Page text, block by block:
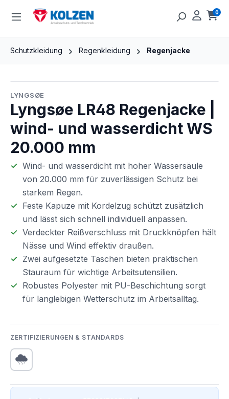
Zum Hauptinhalt springen 0
Schutzkleidung Regenkleidung Regenjacke
LYNGSØE
Lyngsøe LR48 Regenjacke |
wind- und wasserdicht WS
20.000 mm
Wind- und wasserdicht mit hoher Wassersäule
von 20.000 mm für zuverlässigen Schutz bei
starkem Regen.
Feste Kapuze mit Kordelzug schützt zusätzlich
und lässt sich schnell individuell anpassen.
Verdeckter Reißverschluss mit Druckknöpfen hält
Nässe und Wind effektiv draußen.
Zwei aufgesetzte Taschen bieten praktischen
Stauraum für wichtige Arbeitsutensilien.
Robustes Polyester mit PU-Beschichtung sorgt
für langlebigen Wetterschutz im Arbeitsalltag.
ZERTIFIZIERUNGEN & STANDARDS